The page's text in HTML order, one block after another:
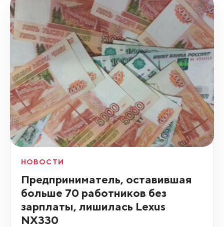
НОВОСТИ
Предприниматель, оставившая
больше 70 работников без
зарплаты, лишилась Lexus
NX330